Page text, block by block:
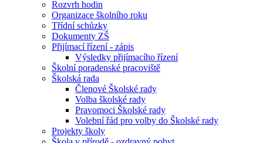
Rozvrh hodin
Organizace školního roku
Třídní schůzky
Dokumenty ZŠ
Přijímací řízení - zápis
Výsledky přijímacího řízení
Školní poradenské pracoviště
Školská rada
Členové Školské rady
Volba školské rady
Pravomoci Školské rady
Volební řád pro volby do Školské rady
Projekty školy